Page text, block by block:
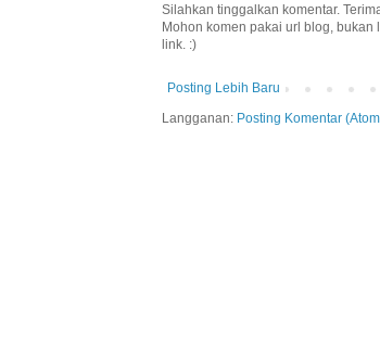
Silahkan tinggalkan komentar.
Mohon komen pakai url blog,
link. :)
Posting Lebih Baru
Langganan: Posting Komentar